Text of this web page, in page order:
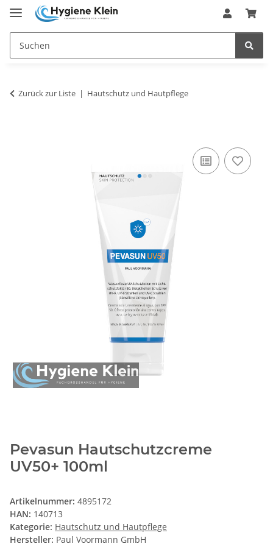
Zurück zur Liste Hautschutz und Hautpflege
Pevasun Hautschutzcreme
UV50+ 100ml
Artikelnummer: 4895172
HAN: 140713
Kategorie: Hautschutz und Hautpflege
Hersteller: Paul Voormann GmbH